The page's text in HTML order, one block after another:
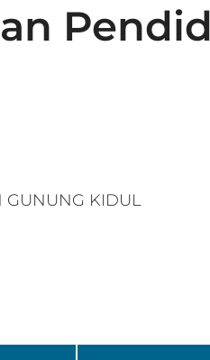
GUNUNG KIDUL